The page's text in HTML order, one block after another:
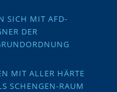
SICH MIT AFD-
DER
MIT ALLER HÄRTE
SCHENGEN-RAUM